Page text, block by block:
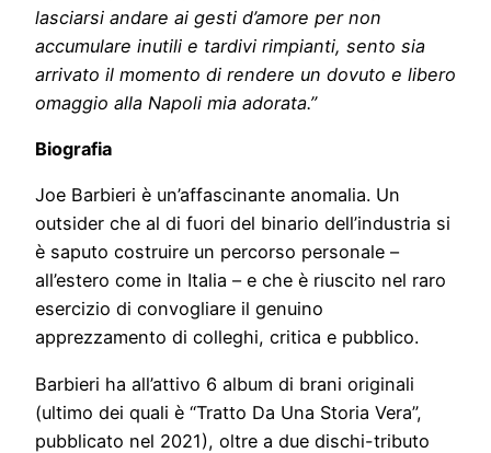
lasciarsi andare ai gesti d’amore per non
accumulare inutili e tardivi rimpianti, sento sia
arrivato il momento di rendere un dovuto e libero
omaggio alla Napoli mia adorata.”
Biografia
Joe Barbieri è un’affascinante anomalia. Un
outsider che al di fuori del binario dell’industria si
è saputo costruire un percorso personale –
all’estero come in Italia – e che è riuscito nel raro
esercizio di convogliare il genuino
apprezzamento di colleghi, critica e pubblico.
Barbieri ha all’attivo 6 album di brani originali
(ultimo dei quali è “Tratto Da Una Storia Vera”,
pubblicato nel 2021), oltre a due dischi-tributo